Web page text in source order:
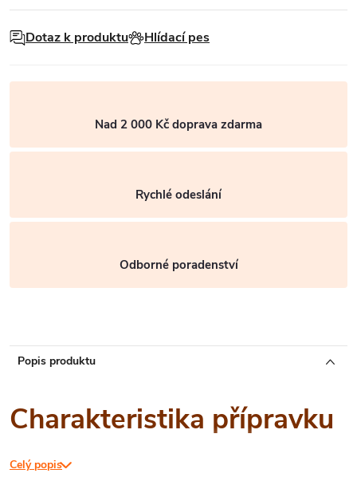
Dotaz k produktu Hlídací pes
Nad 2 000 Kč doprava zdarma
Rychlé odeslání
Odborné poradenství
Popis produktu
Charakteristika přípravku
Mucholapka je léty osvědčeným pomocníkem k odchytu
Celý popis